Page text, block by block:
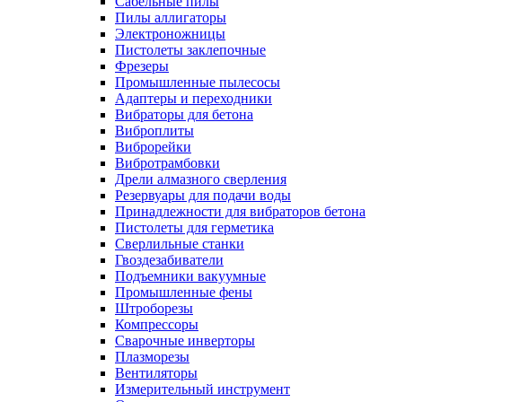
Пилы аллигаторы
Электроножницы
Пистолеты заклепочные
Фрезеры
Промышленные пылесосы
Адаптеры и переходники
Вибраторы для бетона
Виброплиты
Виброрейки
Вибротрамбовки
Дрели алмазного сверления
Резервуары для подачи воды
Принадлежности для вибраторов бетона
Пистолеты для герметика
Сверлильные станки
Гвоздезабиватели
Подъемники вакуумные
Промышленные фены
Штроборезы
Компрессоры
Сварочные инверторы
Плазморезы
Вентиляторы
Измерительный инструмент